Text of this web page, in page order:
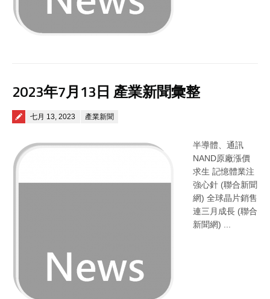
2023年7月13日 產業新聞彙整
Posted on
七月 13, 2023 產業新聞
半導體、通訊
NAND原廠漲價
求生 記憶體業注
強心針 (聯合新聞
網) 全球晶片銷售
連三月成長 (聯合
新聞網) ...